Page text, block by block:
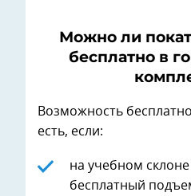
Можно ли
бесплатно в
Возможность
есть, если:
на учебном склоне
бесплатный